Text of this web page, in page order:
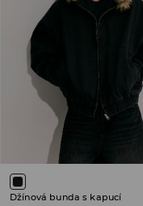
Džínová bunda s kapucí